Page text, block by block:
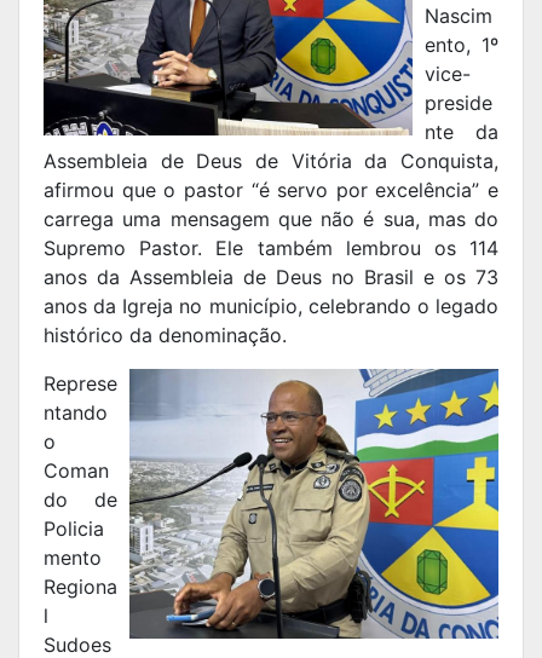
Nascim
ento, 1º
vice-
preside
nte da
Assembleia de Deus de Vitória da Conquista,
afirmou que o pastor “é servo por excelência” e
carrega uma mensagem que não é sua, mas do
Supremo Pastor. Ele também lembrou os 114
anos da Assembleia de Deus no Brasil e os 73
anos da Igreja no município, celebrando o legado
histórico da denominação.
Represe
ntando
o
Coman
do de
Policia
mento
Regiona
l
Sudoes